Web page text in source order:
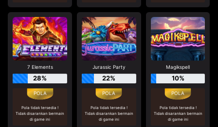
7 Elements
28%
Pola tidak tersedia !
Tidak disarankan bermain
di game ini
Jurassic Party
22%
Pola tidak tersedia !
Tidak disarankan bermain
di game ini
Magikspell
10%
Pola tidak tersedia !
Tidak disarankan bermain
di game ini